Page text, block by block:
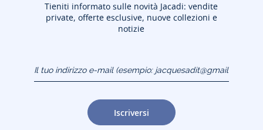
Tieniti informato sulle novità Jacadi: vendite
private, offerte esclusive, nuove collezioni e
notizie
(esempio:
jacquesadit@gmail.com)
Iscriversi